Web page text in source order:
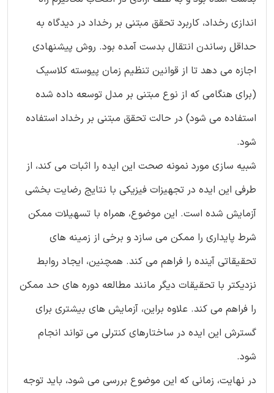
اندازی رخداد، کاربرد تحقق مبتنی بر رخداد در دیدگاه به
حداقل رساندن انتقال بدست آمده بود. روش پیشنهادی
اجازه می دهد تا از قوانین تنظیم زمان پیوسته کلاسیک
(برای هنگامی که از نوع مبتنی بر مدل توسعه داده شده
استفاده می شود) در حالت تحقق مبتنی بر رخداد استفاده
شود.
شبیه سازی مورد نمونه صحت این ایده را اثبات می کند، از
طرفی این ایده در تجهیزات فیزیکی با نتایج رضایت بخشی
آزمایش شده است. این موضوع، همراه با تسهیلات ممکن
شرط پایداری را ممکن می سازد و برخی از زمینه های
تحقیقاتی آینده را فراهم می کند. همچنین، ایجاد روابط
نزدیکتر با تحقیقات دیگر مانند مطالعه دوره های حد ممکن
را فراهم می کند. علاوه براین، آزمایش های بیشتری برای
گسترش این ایده در ساختارهای کنترلی می تواند انجام
شود.
در نهایت، زمانی که این موضوع بررسی می شود، باید توجه